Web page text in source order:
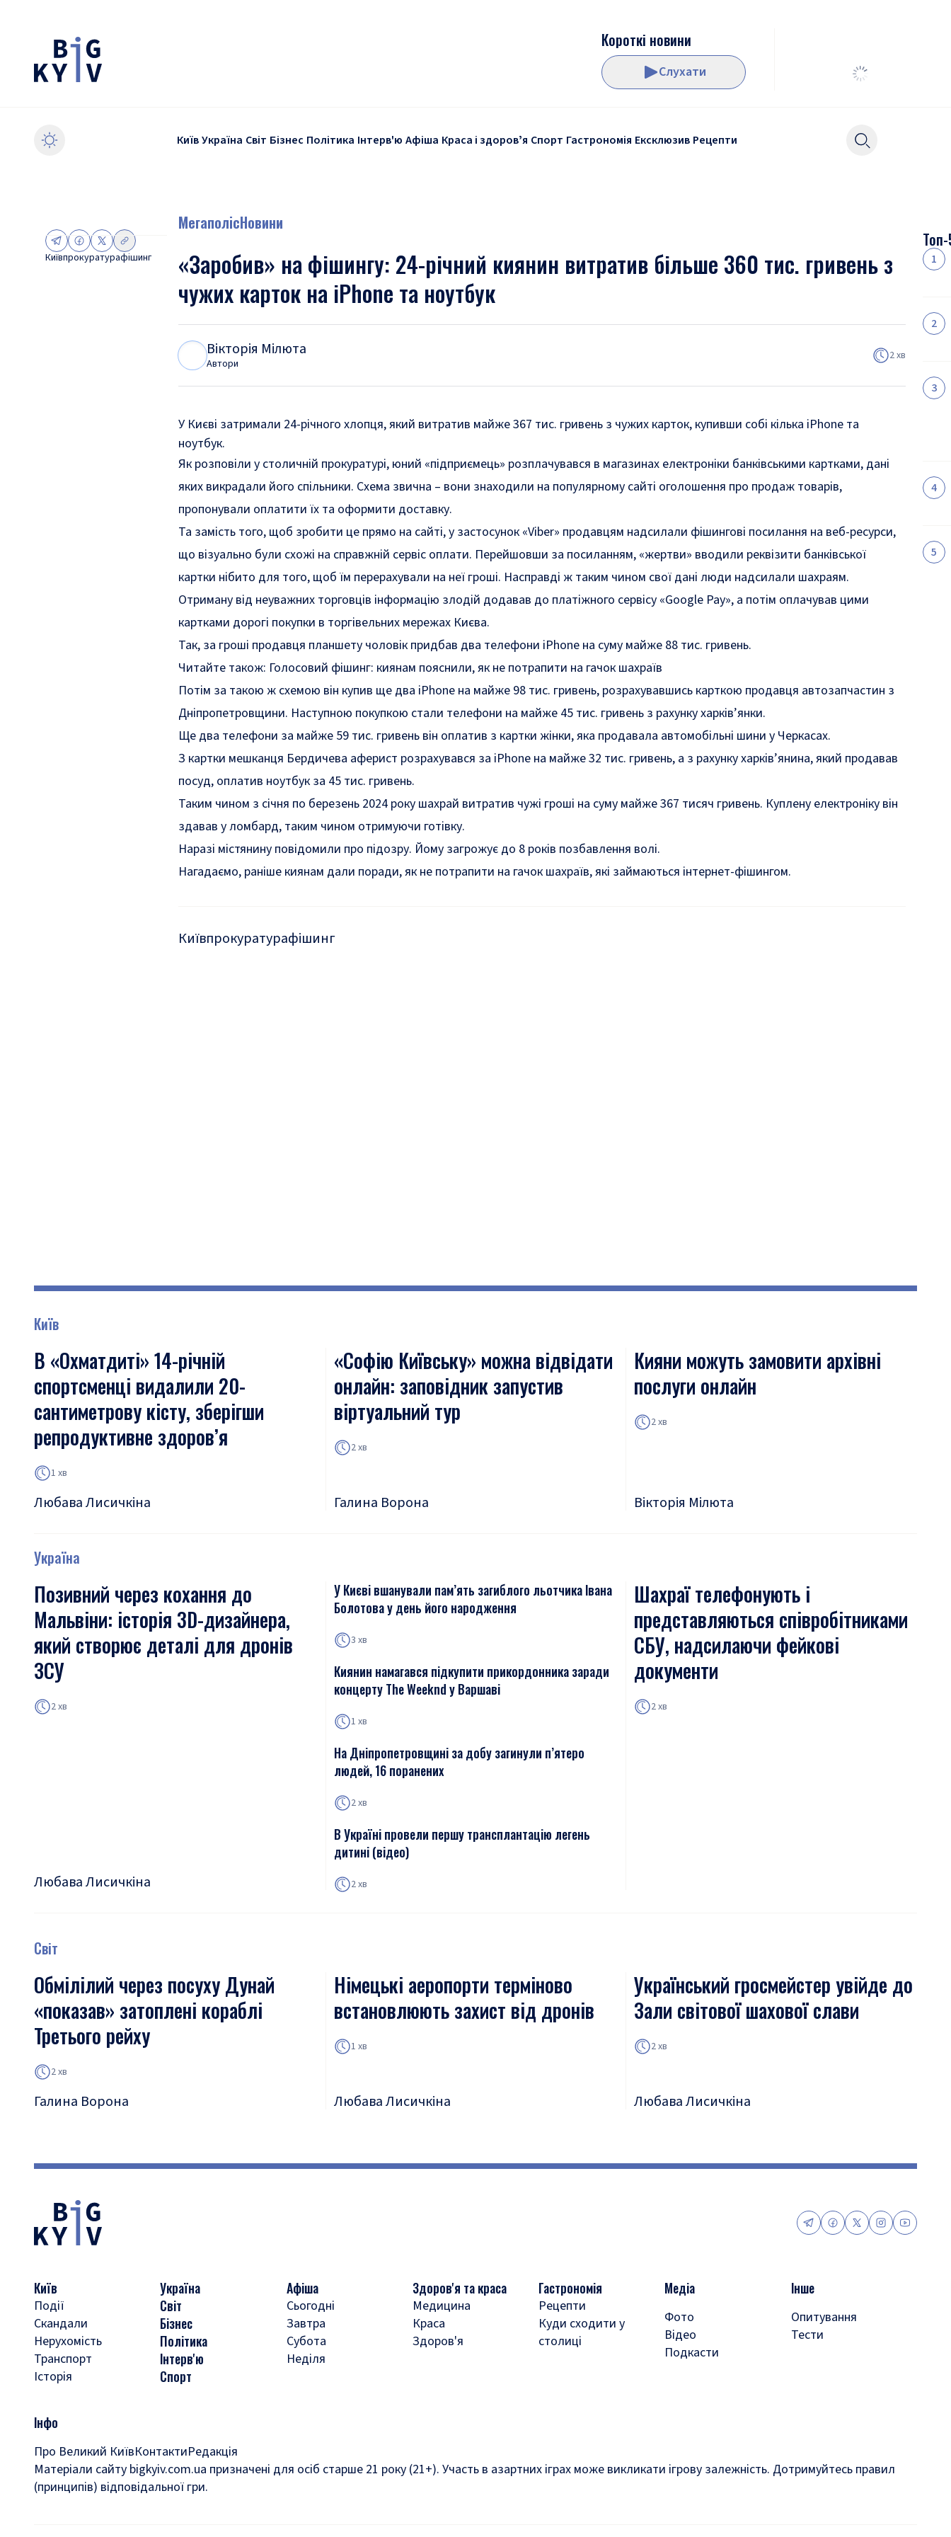
Короткі новини
Слухати
КиївУкраїна Світ Бізнес Політика Інтерв'ю Афіша Краса і здоровʼя Спорт Гастрономія Ексклюзив Рецепти
Київпрокуратурафішинг
МегаполісНовини
«Заробив» на фішингу: 24-річний киянин витратив більше 360 тис. гривень з
чужих карток на iPhone та ноутбук
Вікторія Мілюта
Автори
2 хв
У Києві затримали 24-річного хлопця, який витратив майже 367 тис. гривень з чужих карток, купивши собі кілька iPhone та
ноутбук.
Як розповіли у столичній прокуратурі, юний «підприємець» розплачувався в магазинах електроніки банківськими картками, дані
яких викрадали його спільники. Схема звична – вони знаходили на популярному сайті оголошення про продаж товарів,
пропонували оплатити їх та оформити доставку.
Та замість того, щоб зробити це прямо на сайті, у застосунок «Viber» продавцям надсилали фішингові посилання на веб-ресурси,
що візуально були схожі на справжній сервіс оплати. Перейшовши за посиланням, «жертви» вводили реквізити банківської
картки нібито для того, щоб їм перерахували на неї гроші. Насправді ж таким чином свої дані люди надсилали шахраям.
Отриману від неуважних торговців інформацію злодій додавав до платіжного сервісу «Google Pay», а потім оплачував цими
картками дорогі покупки в торгівельних мережах Києва.
Так, за гроші продавця планшету чоловік придбав два телефони iPhone на суму майже 88 тис. гривень.
Читайте також: Голосовий фішинг: киянам пояснили, як не потрапити на гачок шахраїв
Потім за такою ж схемою він купив ще два iPhone на майже 98 тис. гривень, розрахувавшись карткою продавця автозапчастин з
Дніпропетровщини. Наступною покупкою стали телефони на майже 45 тис. гривень з рахунку харків’янки.
Ще два телефони за майже 59 тис. гривень він оплатив з картки жінки, яка продавала автомобільні шини у Черкасах.
З картки мешканця Бердичева аферист розрахувався за iPhone на майже 32 тис. гривень, а з рахунку харків’янина, який продавав
посуд, оплатив ноутбук за 45 тис. гривень.
Таким чином з січня по березень 2024 року шахрай витратив чужі гроші на суму майже 367 тисяч гривень. Куплену електроніку він
здавав у ломбард, таким чином отримуючи готівку.
Наразі містянину повідомили про підозру. Йому загрожує до 8 років позбавлення волі.
Нагадаємо, раніше киянам дали поради, як не потрапити на гачок шахраїв, які займаються інтернет-фішингом.
Київпрокуратурафішинг
Київ
В «Охматдиті» 14-річній
спортсменці видалили 20-
сантиметрову кісту, зберігши
репродуктивне здоров’я
1 хв
Любава Лисичкіна
«Софію Київську» можна відвідати
онлайн: заповідник запустив
віртуальний тур
2 хв
Галина Ворона
Кияни можуть замовити архівні
послуги онлайн
2 хв
Вікторія Мілюта
Україна
Позивний через кохання до
Мальвіни: історія 3D-дизайнера,
який створює деталі для дронів
ЗСУ
2 хв
Любава Лисичкіна
У Києві вшанували пам’ять загиблого льотчика Івана
Болотова у день його народження
3 хв
Киянин намагався підкупити прикордонника заради
концерту The Weeknd у Варшаві
1 хв
На Дніпропетровщині за добу загинули п’ятеро
людей, 16 поранених
2 хв
В Україні провели першу трансплантацію легень
дитині (відео)
2 хв
Шахраї телефонують і
представляються співробітниками
СБУ, надсилаючи фейкові
документи
2 хв
Світ
Обмілілий через посуху Дунай
«показав» затоплені кораблі
Третього рейху
2 хв
Галина Ворона
Німецькі аеропорти терміново
встановлюють захист від дронів
1 хв
Любава Лисичкіна
Український гросмейстер увійде до
Зали світової шахової слави
2 хв
Любава Лисичкіна
Київ
Події
Скандали
Нерухомість
Транспорт
Історія
Україна
Світ
Бізнес
Політика
Інтерв'ю
Спорт
Афіша
Сьогодні
Завтра
Субота
Неділя
Здоров'я та краса
Медицина
Краса
Здоров'я
Гастрономія
Рецепти
Куди сходити у
столиці
Медіа
Фото
Відео
Подкасти
Інше
Опитування
Тести
Інфо
Про Великий КиївКонтактиРедакція
Матеріали сайту bigkyiv.com.ua призначені для осіб старше 21 року (21+). Участь в азартних іграх може викликати ігрову залежність. Дотримуйтесь правил
(принципів) відповідальної гри.